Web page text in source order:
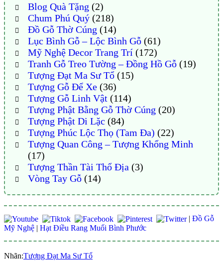
Blog Quà Tặng (2)
Chum Phú Quý(218)
Đồ Gỗ Thờ Cúng (14)
Lục Bình Gỗ – Lộc Bình Gỗ(61)
Mỹ Nghệ Decor Trang Trí(172)
Tranh Gỗ Treo Tường – Đồng Hồ Gỗ(19)
Tượng Đạt Ma Sư Tổ(15)
Tượng Gỗ Để Xe(36)
Tượng Gỗ Linh Vật(114)
Tượng Phật Bằng Gỗ Thờ Cúng (20)
Tượng Phật Di Lặc (84)
Tượng Phúc Lộc Thọ (Tam Đa) (22)
Tượng Quan Công – Tượng Khổng Minh
(17)
Tượng Thần Tài Thổ Địa (3)
Vòng Tay Gỗ(14)
| Đồ Gỗ
Mỹ Nghệ | Hạt Điều Rang Muối Bình Phước
Nhãn:Tượng Đạt Ma Sư Tổ